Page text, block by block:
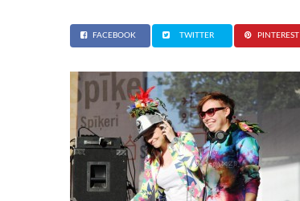
FACEBOOK TWITTER PINTEREST